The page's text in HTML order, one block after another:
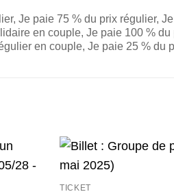
Je paie 75 % du prix régulier,
en couple, Je paie 100 %
en couple, Je paie 25 % du
TICKET